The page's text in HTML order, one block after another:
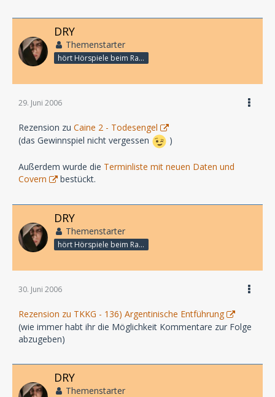
DRY
Themenstarter
hört Hörspiele beim Rasenmähen
29. Juni 2006
Rezension zu Caine 2 - Todesengel
(das Gewinnspiel nicht vergessen
)
Außerdem wurde die Terminliste mit neuen Daten und
Covern
bestückt.
DRY
Themenstarter
hört Hörspiele beim Rasenmähen
30. Juni 2006
Rezension zu TKKG - 136) Argentinische Entführung
(wie immer habt ihr die Möglichkeit Kommentare zur Folge
abzugeben)
DRY
Themenstarter